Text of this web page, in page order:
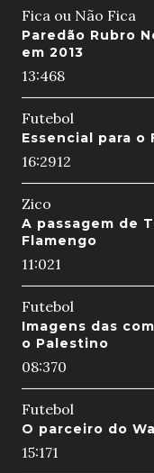
Fica ou Não Fica
Paredão Rubro
em 2013
13:468
Futebol
Essencial para o
16:2912
Zico
A passagem de
Flamengo
11:021
Futebol
Imagens das
o Palestino
08:370
Futebol
O parceiro do
15:171